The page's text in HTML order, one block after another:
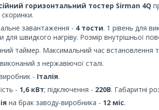
горизонтальний тостер Sirman 4Q
скоринки.
завантаження - 4 тости. 1 рівень для
для швидкого нагріву. Розмір внутрішньої
таймер. Максимальний час встановлення
з нержавіючої сталі.
- Італія.
- 1,6 кВт; підключення - 220В. Габаритні
на брак заводу-виробника - 12 міс.